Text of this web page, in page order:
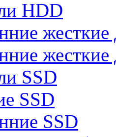
HDD
SSD
SSD
SSD